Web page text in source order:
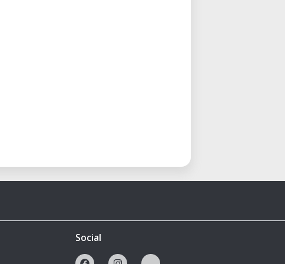
Social